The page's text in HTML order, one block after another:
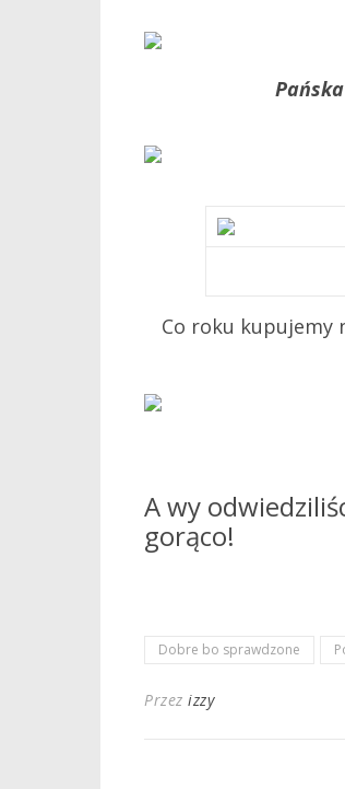
Co roku kupujemy
A wy
gorąco!
Dobre bo sprawdzone
Przez izzy